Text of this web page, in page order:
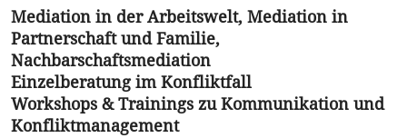
Mediation in der Arbeitswelt, Mediation in
Partnerschaft und Familie,
Nachbarschaftsmediation
Einzelberatung im Konfliktfall
Workshops & Trainings zu Kommunikation und
Konfliktmanagement